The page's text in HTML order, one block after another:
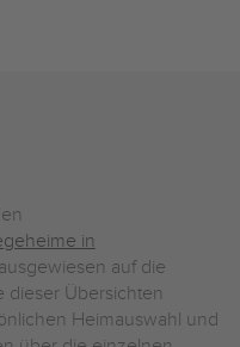
in
auf die
dieser Übersichten
Heimauswahl und